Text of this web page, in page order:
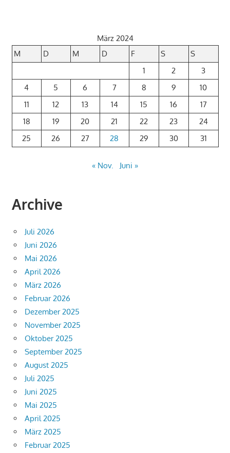
März 2024
M
D M D F S
S
1
2
3
4
5 6 7 8 9
10
11
12 13 14 15 16
17
18
19 20 21 22 23
24
25
26 27 28 29 30 31
« Nov. Juni »
Archive
Juli 2026
Juni 2026
Mai 2026
April 2026
März 2026
Februar 2026
Dezember 2025
November 2025
Oktober 2025
September 2025
August 2025
Juli 2025
Juni 2025
Mai 2025
April 2025
März 2025
Februar 2025